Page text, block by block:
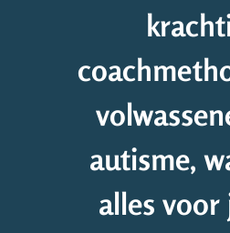
autisme,
alles voor